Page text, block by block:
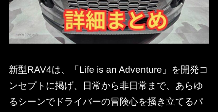
新型RAV4は、「Life is an Adventure」を開発コ
ンセプトに掲げ、日常から非日常まで、あらゆ
るシーンでドライバーの冒険心を掻き立てるパ